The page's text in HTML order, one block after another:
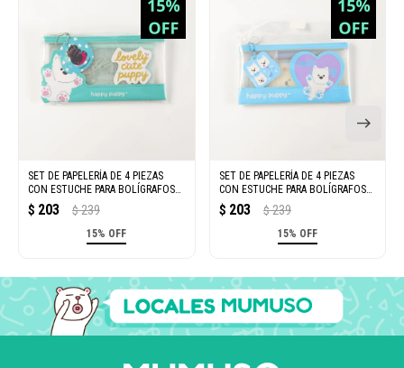
SET DE PAPELERÍA DE 4 PIEZAS
CON ESTUCHE PARA BOLÍGRAFOS
(DUODUO Y MIMI/VERDE)
$ 203 $ 239
15% OFF
SET DE PAPELERÍA DE 4 PIEZAS
CON ESTUCHE PARA BOLÍGRAFOS
(DUODUO/AZUL)
$ 203 $ 239
15% OFF